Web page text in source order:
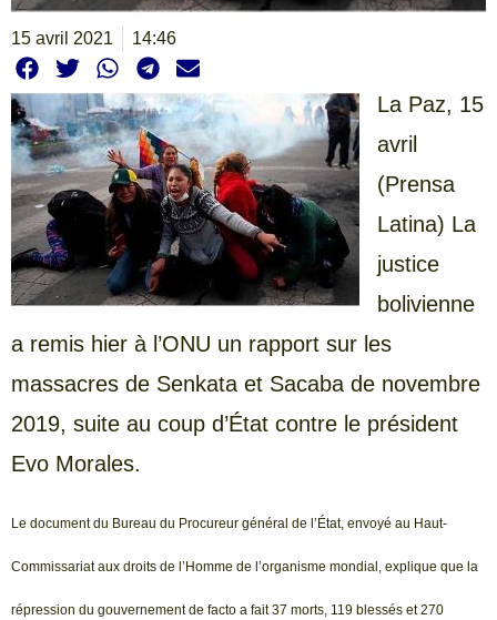
15 avril 2021 14:46
La Paz, 15
avril
(Prensa
Latina) La
justice
bolivienne
a remis hier à l’ONU un rapport sur les
massacres de Senkata et Sacaba de novembre
2019, suite au coup d’État contre le président
Evo Morales.
Le document du Bureau du Procureur général de l’État, envoyé au Haut-
Commissariat aux droits de l’Homme de l’organisme mondial, explique que la
répression du gouvernement de facto a fait 37 morts, 119 blessés et 270